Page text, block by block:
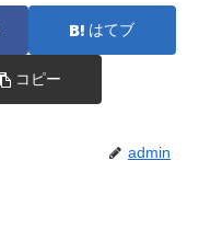
はてブ
コピー
admin